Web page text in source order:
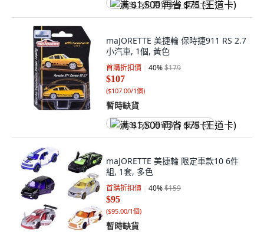
满 $1,500 再省 $75 (王道卡)
maJORETTE 美捷輪 保時捷911 RS 2.7
小汽車, 1個, 黃色
首購折扣價 40%$179
$107
($107.00/1個)
暫時缺貨
满 $1,500 再省 $75 (王道卡)
maJORETTE 美捷輪 限定車款10 6件
組, 1套, 多色
首購折扣價 40%$159
$95
($95.00/1個)
暫時缺貨